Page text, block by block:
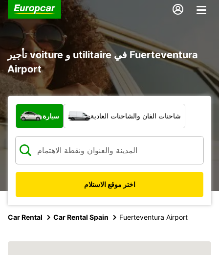
تأجير voiture و utilitaire في Fuerteventura
Airport
ما نوع المركبة؟
سيارة شاحنات الفان والشاحنات العادية
اختر موقع الاستلام
Car Rental Car Rental Spain Fuerteventura Airport